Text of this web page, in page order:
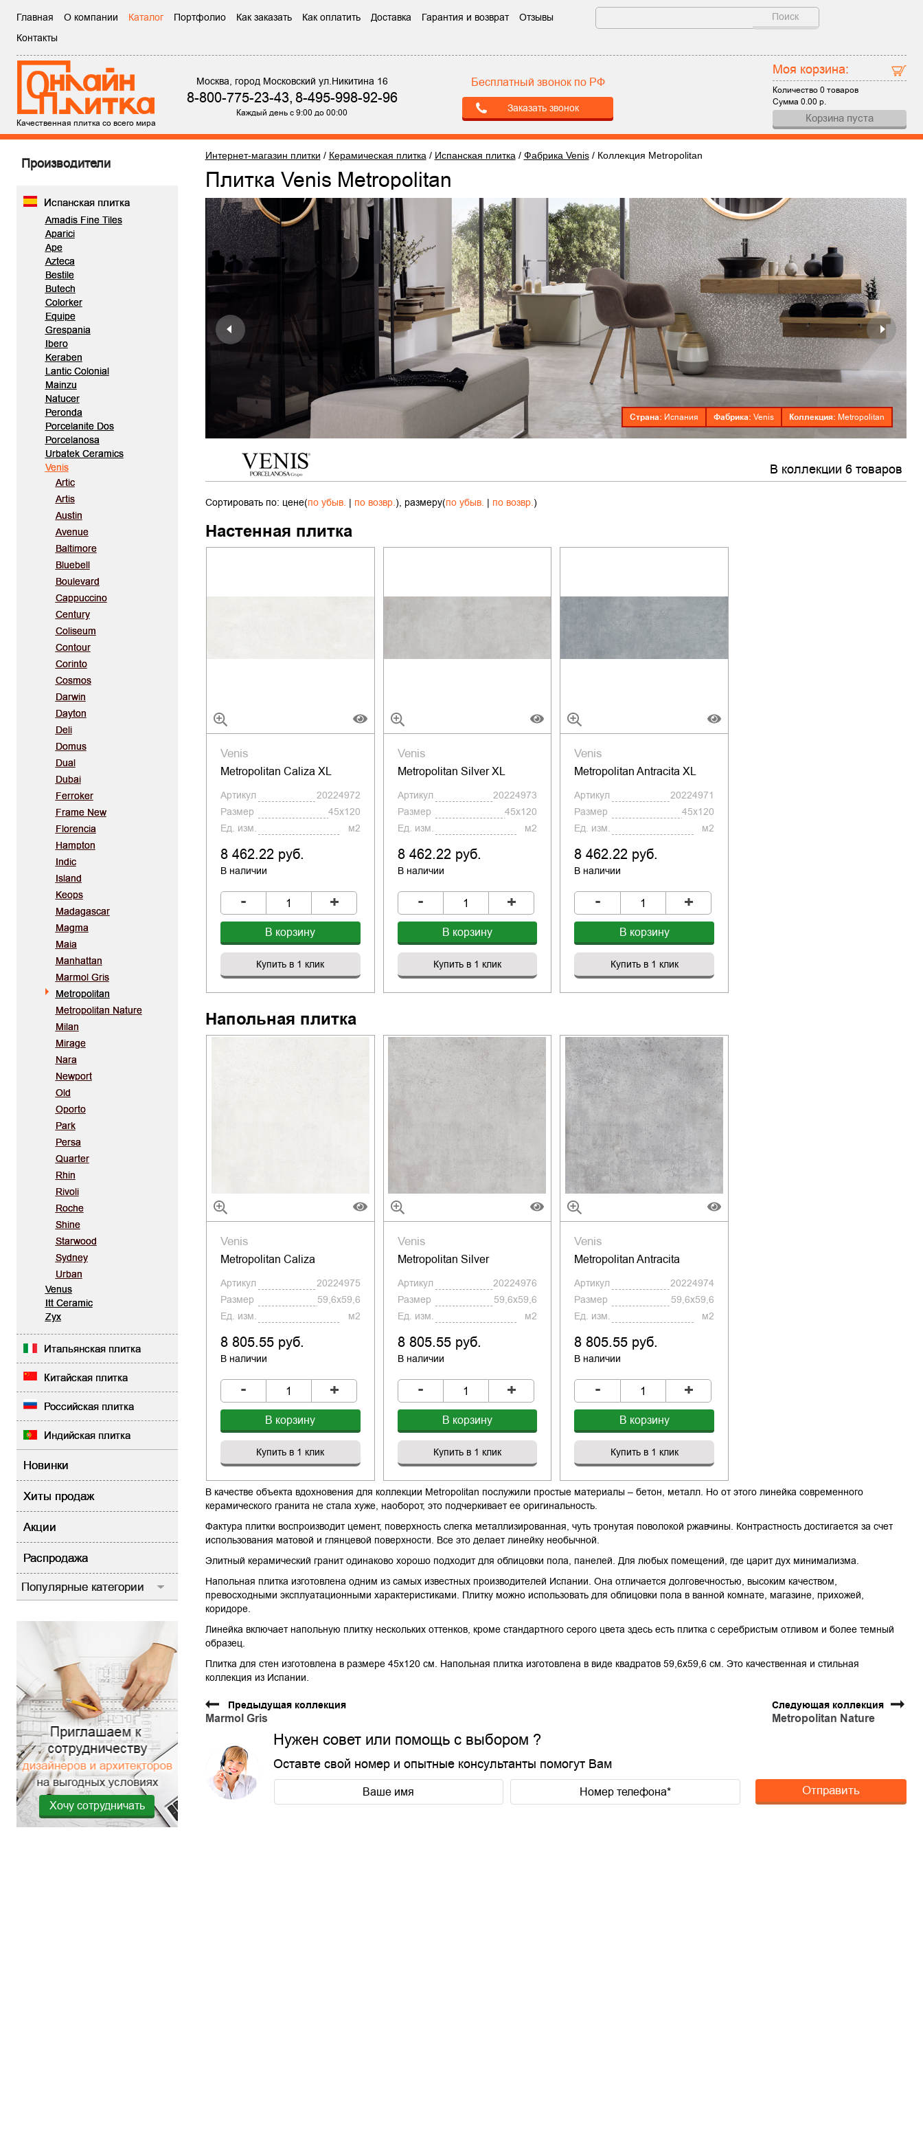
Главная О компании Каталог Портфолио Как заказать Как оплатить Доставка Гарантия и возврат
Отзывы
Контакты
Поиск
Качественная плитка со всего мира
Москва, город Московский ул.Никитина 16
8-800-775-23-43,8-495-998-92-96
Каждый день с 9:00 до 00:00
Бесплатный звонок по РФ
Заказать звонок
Моя корзина:
Количество0 товаров
Сумма0.00 р.
Корзина пуста
Производители
Испанская плитка
Amadis Fine Tiles
Aparici
Ape
Azteca
Bestile
Butech
Colorker
Equipe
Grespania
Ibero
Keraben
Lantic Colonial
Mainzu
Natucer
Peronda
Porcelanite Dos
Porcelanosa
Urbatek Ceramics
Venis
Artic
Artis
Austin
Avenue
Baltimore
Bluebell
Boulevard
Cappuccino
Century
Coliseum
Contour
Corinto
Cosmos
Darwin
Dayton
Deli
Domus
Dual
Dubai
Ferroker
Frame New
Florencia
Hampton
Indic
Island
Keops
Madagascar
Magma
Maia
Manhattan
Marmol Gris
Metropolitan
Metropolitan Nature
Milan
Mirage
Nara
Newport
Old
Oporto
Park
Persa
Quarter
Rhin
Rivoli
Roche
Shine
Starwood
Sydney
Urban
Venus
Itt Ceramic
Zyx
Итальянская плитка
Китайская плитка
Российская плитка
Индийская плитка
Новинки
Хиты продаж
Акции
Распродажа
Популярные категории
Хочу сотрудничать
Интернет-магазин плитки / Керамическая плитка / Испанская плитка / Фабрика Venis/ Коллекция Metropolitan
Плитка Venis Metropolitan
Страна: Испания Фабрика: Venis Коллекция: Metropolitan
В коллекции 6 товаров
Сортировать по: цене(по убыв. | по возвр.), размеру(по убыв. | по возвр.)
Настенная плитка
Venis
Metropolitan Caliza XL
Артикул
20224972
Размер
45x120
Ед. изм.
м2
8 462.22 руб.
В наличии
- +
В корзину
Купить в 1 клик
Venis
Metropolitan Silver XL
Артикул
20224973
Размер
45x120
Ед. изм.
м2
8 462.22 руб.
В наличии
- +
В корзину
Купить в 1 клик
Venis
Metropolitan Antracita XL
Артикул
20224971
Размер
45x120
Ед. изм.
м2
8 462.22 руб.
В наличии
- +
В корзину
Купить в 1 клик
Напольная плитка
Venis
Metropolitan Caliza
Артикул
20224975
Размер
59,6x59,6
Ед. изм.
м2
8 805.55 руб.
В наличии
- +
В корзину
Купить в 1 клик
Venis
Metropolitan Silver
Артикул
20224976
Размер
59,6x59,6
Ед. изм.
м2
8 805.55 руб.
В наличии
- +
В корзину
Купить в 1 клик
Venis
Metropolitan Antracita
Артикул
20224974
Размер
59,6x59,6
Ед. изм.
м2
8 805.55 руб.
В наличии
- +
В корзину
Купить в 1 клик
В качестве объекта вдохновения для коллекции Metropolitan послужили простые материалы – бетон, металл. Но от этого линейка современного
керамического гранита не стала хуже, наоборот, это подчеркивает ее оригинальность.
Фактура плитки воспроизводит цемент, поверхность слегка металлизированная, чуть тронутая поволокой ржавчины. Контрастность достигается за счет
использования матовой и глянцевой поверхности. Все это делает линейку необычной.
Элитный керамический гранит одинаково хорошо подходит для облицовки пола, панелей. Для любых помещений, где царит дух минимализма.
Напольная плитка изготовлена одним из самых известных производителей Испании. Она отличается долговечностью, высоким качеством,
превосходными эксплуатационными характеристиками. Плитку можно использовать для облицовки пола в ванной комнате, магазине, прихожей,
коридоре.
Линейка включает напольную плитку нескольких оттенков, кроме стандартного серого цвета здесь есть плитка с серебристым отливом и более темный
образец.
Плитка для стен изготовлена в размере 45х120 см. Напольная плитка изготовлена в виде квадратов 59,6х59,6 см. Это качественная и стильная
коллекция из Испании.
Предыдущая коллекция
Marmol Gris
Следующая коллекция
Metropolitan Nature
Нужен совет или помощь с выбором ?
Оставте свой номер и опытные консультанты помогут Вам
Отправить